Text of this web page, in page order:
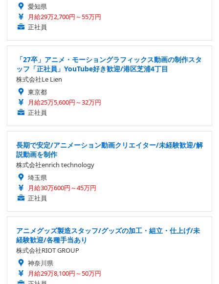
愛知県
月給29万2,700円～55万円
正社員
「27卒」アニメ・モーショングラフィックス動画の制作スタ
ッフ「正社員」YouTube好き歓迎/港区芝浦4丁目
株式会社Le Lien
東京都
月給25万5,600円～32万円
正社員
長期で安定/アニメーション動画クリエイター/未経験歓迎/解
説動画を制作
株式会社enrich technology
埼玉県
月給30万600円～45万円
正社員
アニメグッズ製造スタッフ/グッズの加工・組立・仕上げ/未
経験歓迎/各種手当あり
株式会社RIOT GROUP
神奈川県
月給29万8,100円～50万円